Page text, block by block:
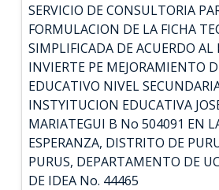
SERVICIO DE CONSULTORIA
FORMULACION DE LA FICHA
SIMPLIFICADA DE ACUERDO
INVIERTE PE MEJORAMIENTO
EDUCATIVO NIVEL
INSTYITUCION EDUCATIVA
MARIATEGUI B No 504091 EN
ESPERANZA, DISTRITO DE
PURUS, DEPARTAMENTO DE
DE IDEA No. 44465